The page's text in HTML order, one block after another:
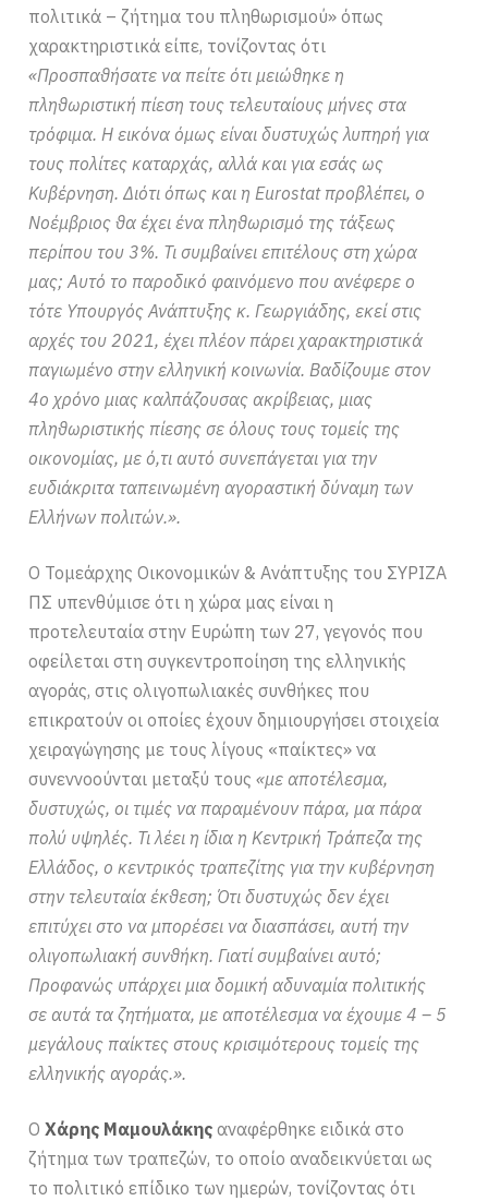
πολιτικά – ζήτημα του πληθωρισμού» όπως
χαρακτηριστικά είπε, τονίζοντας ότι
«Προσπαθήσατε να πείτε ότι μειώθηκε η
πληθωριστική πίεση τους τελευταίους μήνες στα
τρόφιμα. Η εικόνα όμως είναι δυστυχώς λυπηρή για
τους πολίτες καταρχάς, αλλά και για εσάς ως
Κυβέρνηση. Διότι όπως και η Eurostat προβλέπει, ο
Νοέμβριος θα έχει ένα πληθωρισμό της τάξεως
περίπου του 3%. Τι συμβαίνει επιτέλους στη χώρα
μας; Αυτό το παροδικό φαινόμενο που ανέφερε ο
τότε Υπουργός Ανάπτυξης κ. Γεωργιάδης, εκεί στις
αρχές του 2021, έχει πλέον πάρει χαρακτηριστικά
παγιωμένο στην ελληνική κοινωνία. Βαδίζουμε στον
4ο χρόνο μιας καλπάζουσας ακρίβειας, μιας
πληθωριστικής πίεσης σε όλους τους τομείς της
οικονομίας, με ό,τι αυτό συνεπάγεται για την
ευδιάκριτα ταπεινωμένη αγοραστική δύναμη των
Ελλήνων πολιτών.».
Ο Τομεάρχης Οικονομικών & Ανάπτυξης του ΣΥΡΙΖΑ
ΠΣ υπενθύμισε ότι η χώρα μας είναι η
προτελευταία στην Ευρώπη των 27, γεγονός που
οφείλεται στη συγκεντροποίηση της ελληνικής
αγοράς, στις ολιγοπωλιακές συνθήκες που
επικρατούν οι οποίες έχουν δημιουργήσει στοιχεία
χειραγώγησης με τους λίγους «παίκτες» να
συνεννοούνται μεταξύ τους«με αποτέλεσμα,
δυστυχώς, οι τιμές να παραμένουν πάρα, μα πάρα
πολύ υψηλές. Τι λέει η ίδια η Κεντρική Τράπεζα της
Ελλάδος, ο κεντρικός τραπεζίτης για την κυβέρνηση
στην τελευταία έκθεση; Ότι δυστυχώς δεν έχει
επιτύχει στο να μπορέσει να διασπάσει, αυτή την
ολιγοπωλιακή συνθήκη. Γιατί συμβαίνει αυτό;
Προφανώς υπάρχει μια δομική αδυναμία πολιτικής
σε αυτά τα ζητήματα, με αποτέλεσμα να έχουμε 4 – 5
μεγάλους παίκτες στους κρισιμότερους τομείς της
ελληνικής αγοράς.».
ΟΧάρης Μαμουλάκης αναφέρθηκε ειδικά στο
ζήτημα των τραπεζών, το οποίο αναδεικνύεται ως
το πολιτικό επίδικο των ημερών, τονίζοντας ότι